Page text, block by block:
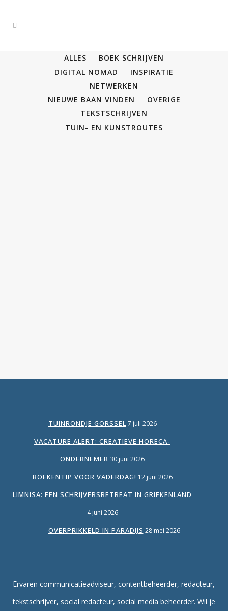
ALLES
BOEK SCHRIJVEN
DIGITAL NOMAD
INSPIRATIE
NETWERKEN
NIEUWE BAAN VINDEN
OVERIGE
TEKSTSCHRIJVEN
TUIN- EN KUNSTROUTES
TUINRONDJE GORSSEL 7 juli 2026
VACATURE ALERT: CREATIEVE HORECA-
ONDERNEMER 30 juni 2026
BOEKENTIP VOOR VADERDAG! 12 juni 2026
LIMNISA: EEN SCHRIJVERSRETREAT IN GRIEKENLAND
4 juni 2026
OVERPRIKKELD IN PARADIJS 28 mei 2026
Ervaren communicatieadviseur, contentbeheerder, redacteur,
tekstschrijver, social redacteur, social media beheerder. Wil je